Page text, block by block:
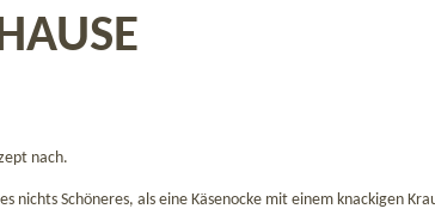
nach.
nichts Schöneres, als eine Käsenocke mit einem knackigen